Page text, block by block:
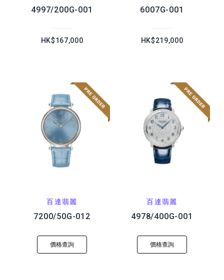
4997/200G-001
HK$167,000
6007G-001
HK$219,000
百達翡麗
7200/50G-012
價格查詢
百達翡麗
4978/400G-001
價格查詢